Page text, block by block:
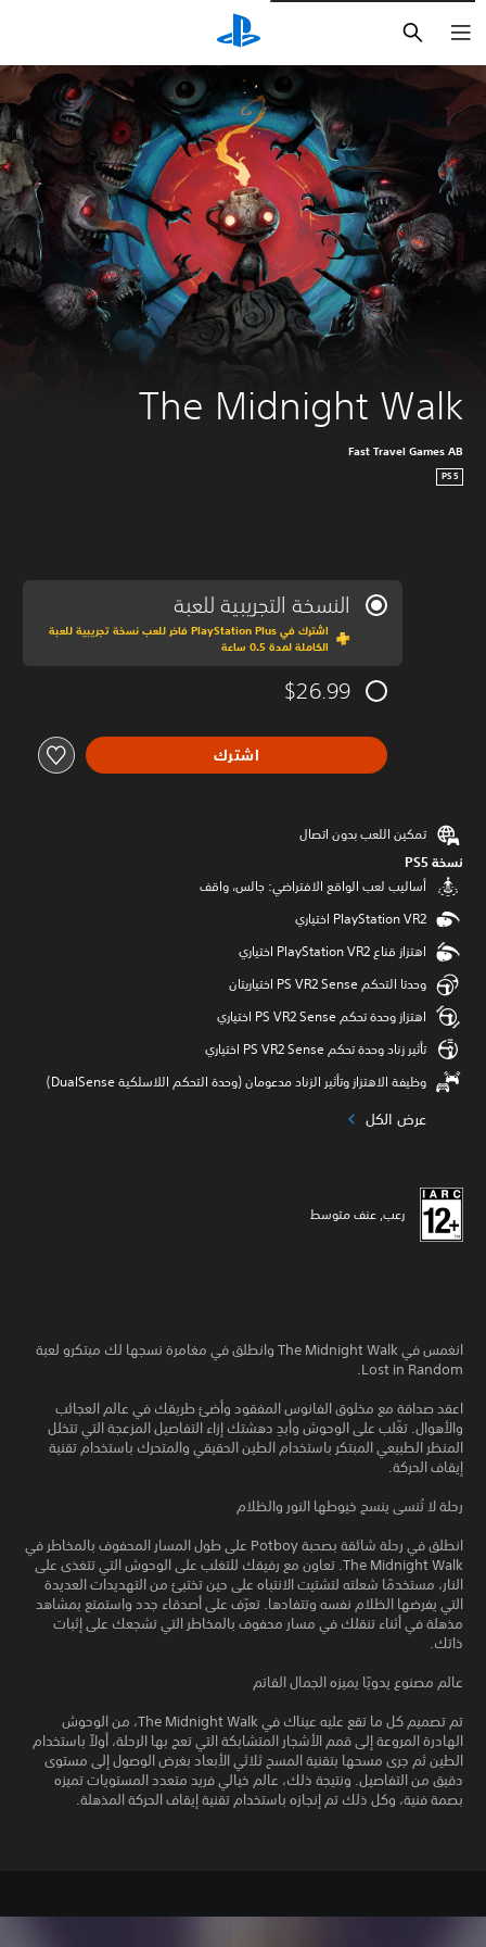
The Midnight Walk
Fast Travel Games AB
PS5
النسخة التجريبية للعبة
اشترك في PlayStation Plus فاخر للعب نسخة تجريبية للعبة
الكاملة لمدة 0.5 ساعة
$26.99
اشترك
تمكين اللعب بدون اتصال
نسخة PS5‏
أساليب لعب الواقع الافتراضي: جالس، واقف
اهتزاز قناع PlayStation VR2 اختياري
وحدتا التحكم PS VR2 Sense اختياريتان
اهتزاز وحدة تحكم PS VR2 Sense اختياري
تأثير زناد وحدة تحكم PS VR2 Sense اختياري
وظيفة الاهتزاز وتأثير الزناد مدعومان (وحدة التحكم اللاسلكية DualSense‏)
عرض الكل
رعب, عنف متوسط
انغمس في The Midnight Walk وانطلق في مغامرة نسجها لك مبتكرو لعبة
Lost in Random.
اعقد صداقة مع مخلوق الفانوس المفقود وأضئ طريقك في عالم العجائب
والأهوال. تغّلب على الوحوش وأبدِ دهشتك إزاء التفاصيل المزعجة التي تتخلل
المنظر الطبيعي المبتكر باستخدام الطين الحقيقي والمتحرك باستخدام تقنية
إيقاف الحركة.
رحلة لا تُنسى ينسج خيوطها النور والظلام
انطلق في رحلة شائقة بصحبة Potboy على طول المسار المحفوف بالمخاطر في
The Midnight Walk. تعاون مع رفيقك للتغلب على الوحوش التي تتغذى على
النار، مستخدمًا شعلته لتشتيت الانتباه على حين تختبئ من التهديدات العديدة
التي يفرضها الظلام نفسه وتتفادها. تعرّف على أصدقاء جدد واستمتع بمشاهد
مذهلة في أثناء تنقلك في مسار محفوف بالمخاطر التي تشجعك على إثبات
ذاتك.
عالم مصنوع يدويًا يميزه الجمال القاتم
تم تصميم كل ما تقع عليه عيناك في The Midnight Walk، من الوحوش
الهادرة المروعة إلى قمم الأشجار المتشابكة التي تعج بها الرحلة، أولاً باستخدام
الطين ثم جرى مسحها بتقنية المسح ثلاثي الأبعاد بغرض الوصول إلى مستوى
دقيق من التفاصيل. ونتيجة ذلك، عالم خيالي فريد متعدد المستويات تميزه
بصمة فنية، وكل ذلك تم إنجازه باستخدام تقنية إيقاف الحركة المذهلة.